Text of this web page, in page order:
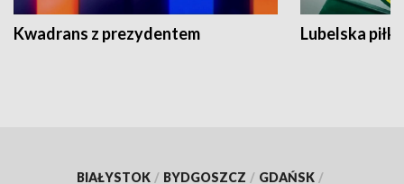
Kwadrans z prezydentem Lubelska piłka
BIAŁYSTOK / BYDGOSZCZ / GDAŃSK /